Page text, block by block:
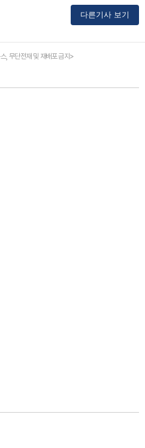
다른기사 보기
, 무단전재 및 재배포 금지>